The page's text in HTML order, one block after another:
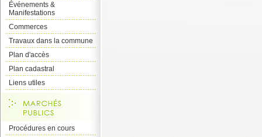
Événements &
Manifestations
Commerces
Travaux dans la commune
Plan d'accès
Plan cadastral
Liens utiles
Procédures en cours